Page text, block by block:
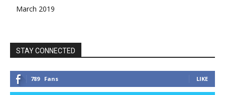
March 2019
STAY CONNECTED
789 Fans LIKE